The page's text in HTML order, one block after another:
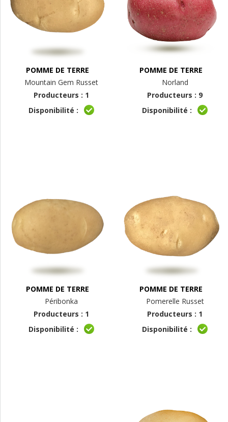
POMME DE TERRE
Mountain Gem Russet
Producteurs : 1
Disponibilité :
POMME DE TERRE
Norland
Producteurs : 9
Disponibilité :
POMME DE TERRE
Péribonka
Producteurs : 1
Disponibilité :
POMME DE TERRE
Pomerelle Russet
Producteurs : 1
Disponibilité :